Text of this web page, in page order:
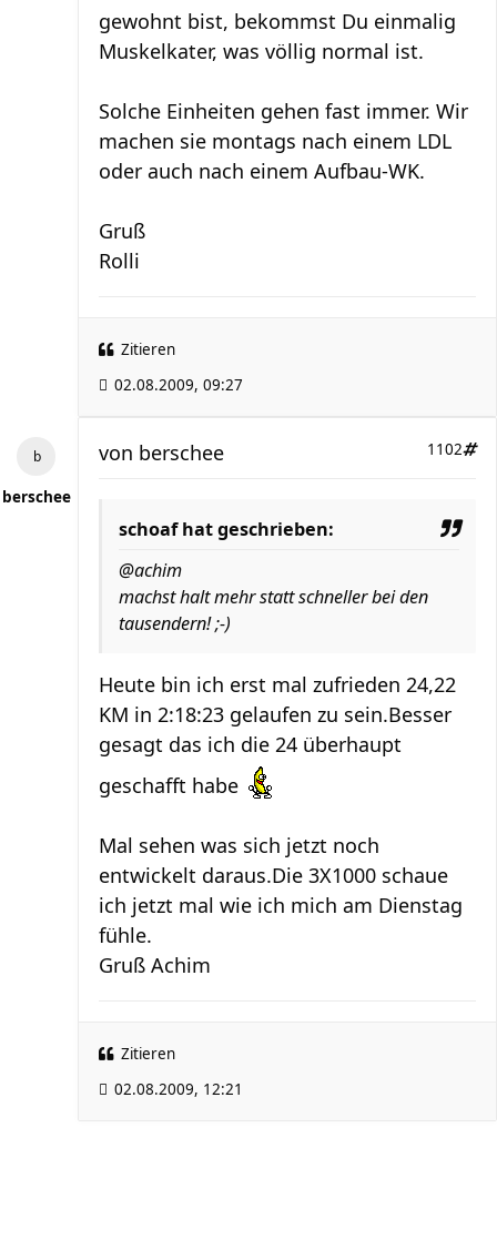
gewohnt bist, bekommst Du einmalig
Muskelkater, was völlig normal ist.
Solche Einheiten gehen fast immer. Wir
machen sie montags nach einem LDL
oder auch nach einem Aufbau-WK.
Gruß
Rolli
Zitieren
02.08.2009, 09:27
berschee
1102
von berschee
schoaf hat geschrieben:
@achim
machst halt mehr statt schneller bei den
tausendern! ;-)
Heute bin ich erst mal zufrieden 24,22
KM in 2:18:23 gelaufen zu sein.Besser
gesagt das ich die 24 überhaupt
geschafft habe
Mal sehen was sich jetzt noch
entwickelt daraus.Die 3X1000 schaue
ich jetzt mal wie ich mich am Dienstag
fühle.
Gruß Achim
Zitieren
02.08.2009, 12:21